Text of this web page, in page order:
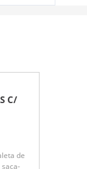
C/
de